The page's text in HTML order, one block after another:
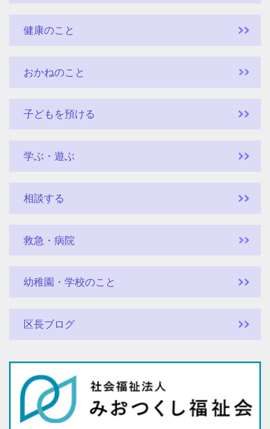
健康のこと
おかねのこと
子どもを預ける
学ぶ・遊ぶ
相談する
救急・病院
幼稚園・学校のこと
区長ブログ